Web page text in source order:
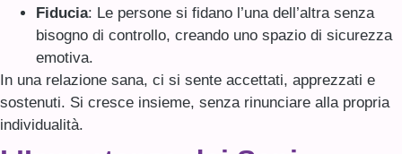
Fiducia: Le persone si fidano l’una dell’altra senza
bisogno di controllo, creando uno spazio di sicurezza
emotiva.
In una relazione sana, ci si sente accettati, apprezzati e
sostenuti. Si cresce insieme, senza rinunciare alla propria
individualità.